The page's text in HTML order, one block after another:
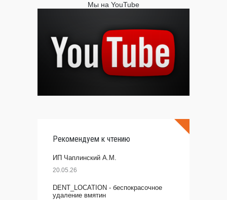
Мы на YouTube
Рекомендуем к чтению
ИП Чаплинский А.М.
20.05.26
DENT_LOCATION - беспокрасочное
удаление вмятин